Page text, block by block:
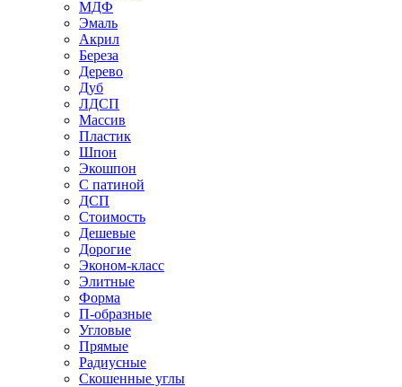
МДФ
Эмаль
Акрил
Береза
Дерево
Дуб
ЛДСП
Массив
Пластик
Шпон
Экошпон
С патиной
ДСП
Стоимость
Дешевые
Дорогие
Эконом-класс
Элитные
Форма
П-образные
Угловые
Прямые
Радиусные
Скошенные углы